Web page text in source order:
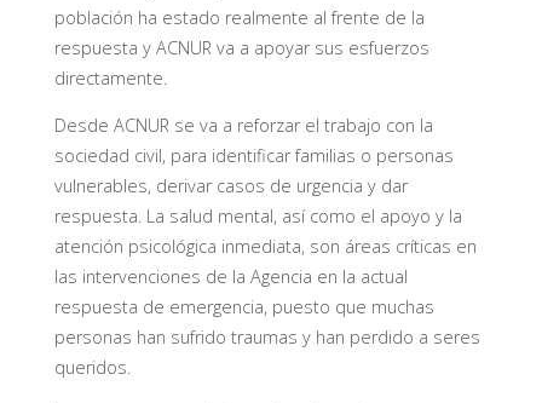
población ha estado realmente al frente de la
respuesta y ACNUR va a apoyar sus esfuerzos
directamente.
Desde ACNUR se va a reforzar el trabajo con la
sociedad civil, para identificar familias o personas
vulnerables, derivar casos de urgencia y dar
respuesta. La salud mental, así como el apoyo y la
atención psicológica inmediata, son áreas críticas en
las intervenciones de la Agencia en la actual
respuesta de emergencia, puesto que muchas
personas han sufrido traumas y han perdido a seres
queridos.